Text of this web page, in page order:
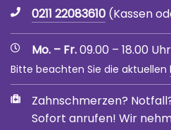
0211 22083610 (Kassen
Mo. – Fr.09.00 – 18.00 Uhr
Bitte beachten Sie die aktuellen
Zahnschmerzen?
Sofort anrufen! Wir